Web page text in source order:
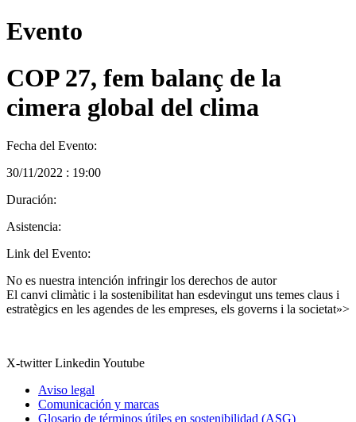
Evento
COP 27, fem balanç de la
cimera global del clima
Fecha del Evento:
30/11/2022 : 19:00
Duración:
Asistencia:
Link del Evento:
No es nuestra intención infringir los derechos de autor
El canvi climàtic i la sostenibilitat han esdevingut uns temes claus i
estratègics en les agendes de les empreses, els governs i la societat»>
X-twitter Linkedin Youtube
Aviso legal
Comunicación y marcas
Glosario de términos útiles en sostenibilidad (ASG)